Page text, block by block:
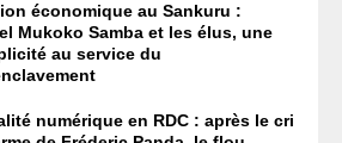
économique au Sankuru :
Mukoko Samba et les élus, une
au service du
numérique en RDC : après le cri